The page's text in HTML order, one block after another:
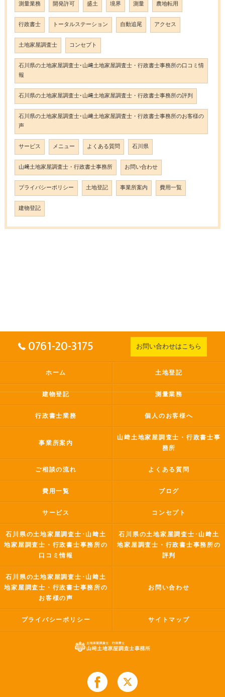
測量業務 開発許可 盛土 境界 測量 農地転用
行政書士 トータルステーション 自動追尾 アクセス
土地家屋調査士 コンセプト
石川県の土地家屋調査士･山﨑土地家屋調査士・行政書士事務所の口コミ情
報
石川県の土地家屋調査士･山﨑土地家屋調査士・行政書士事務所の評判
石川県の土地家屋調査士･山﨑土地家屋調査士・行政書士事務所のお客様の
声
サービス メニュー よくある質問 石川県
山﨑土地家屋調査士・行政書士事務所 お問い合わせ
プライバシーポリシー 土地登記 事業所案内 費用一覧
建物登記
0761-20-3175 お問い合わせはこちら
ホーム 土地登記
建物登記 測量業務
行政書士業務 個人のお客様へ
事業所案内
山﨑土地家屋調査士・行政書士事
務所
ご相談の流れ よくある質問
費用一覧 ブログ
サービス コンセプト
石川県の土地家屋調査士･山﨑土
地家屋調査士・行政書士事務所の
口コミ情報
石川県の土地家屋調査士･山﨑土
地家屋調査士・行政書士事務所の
評判
石川県の土地家屋調査士･山﨑土
地家屋調査士・行政書士事務所の
お客様の声
お問い合わせ
プライバシーポリシー サイトマップ